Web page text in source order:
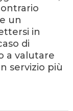
un
in
di
a valutare
servizio più